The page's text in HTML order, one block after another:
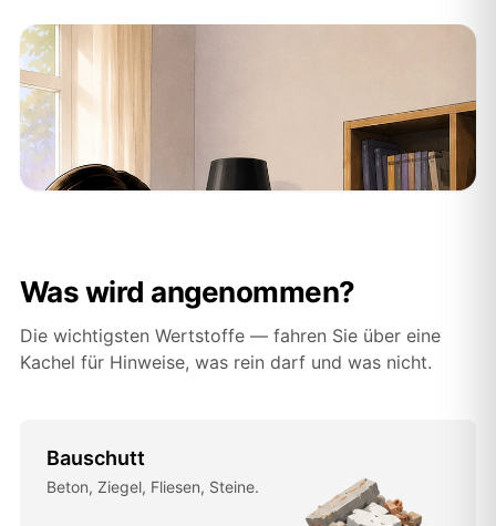
Was wird angenommen?
Die wichtigsten Wertstoffe — fahren Sie über eine
Kachel für Hinweise, was rein darf und was nicht.
Bauschutt
Beton, Ziegel, Fliesen, Steine.